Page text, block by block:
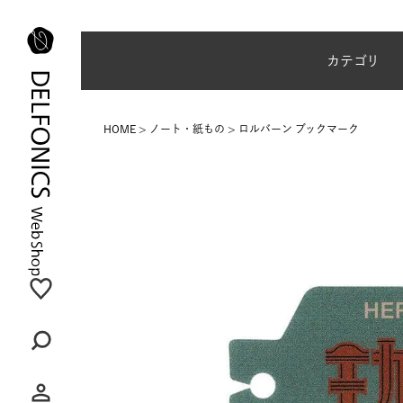
カテゴリ
HOME ノート・紙もの ロルバーン ブックマーク